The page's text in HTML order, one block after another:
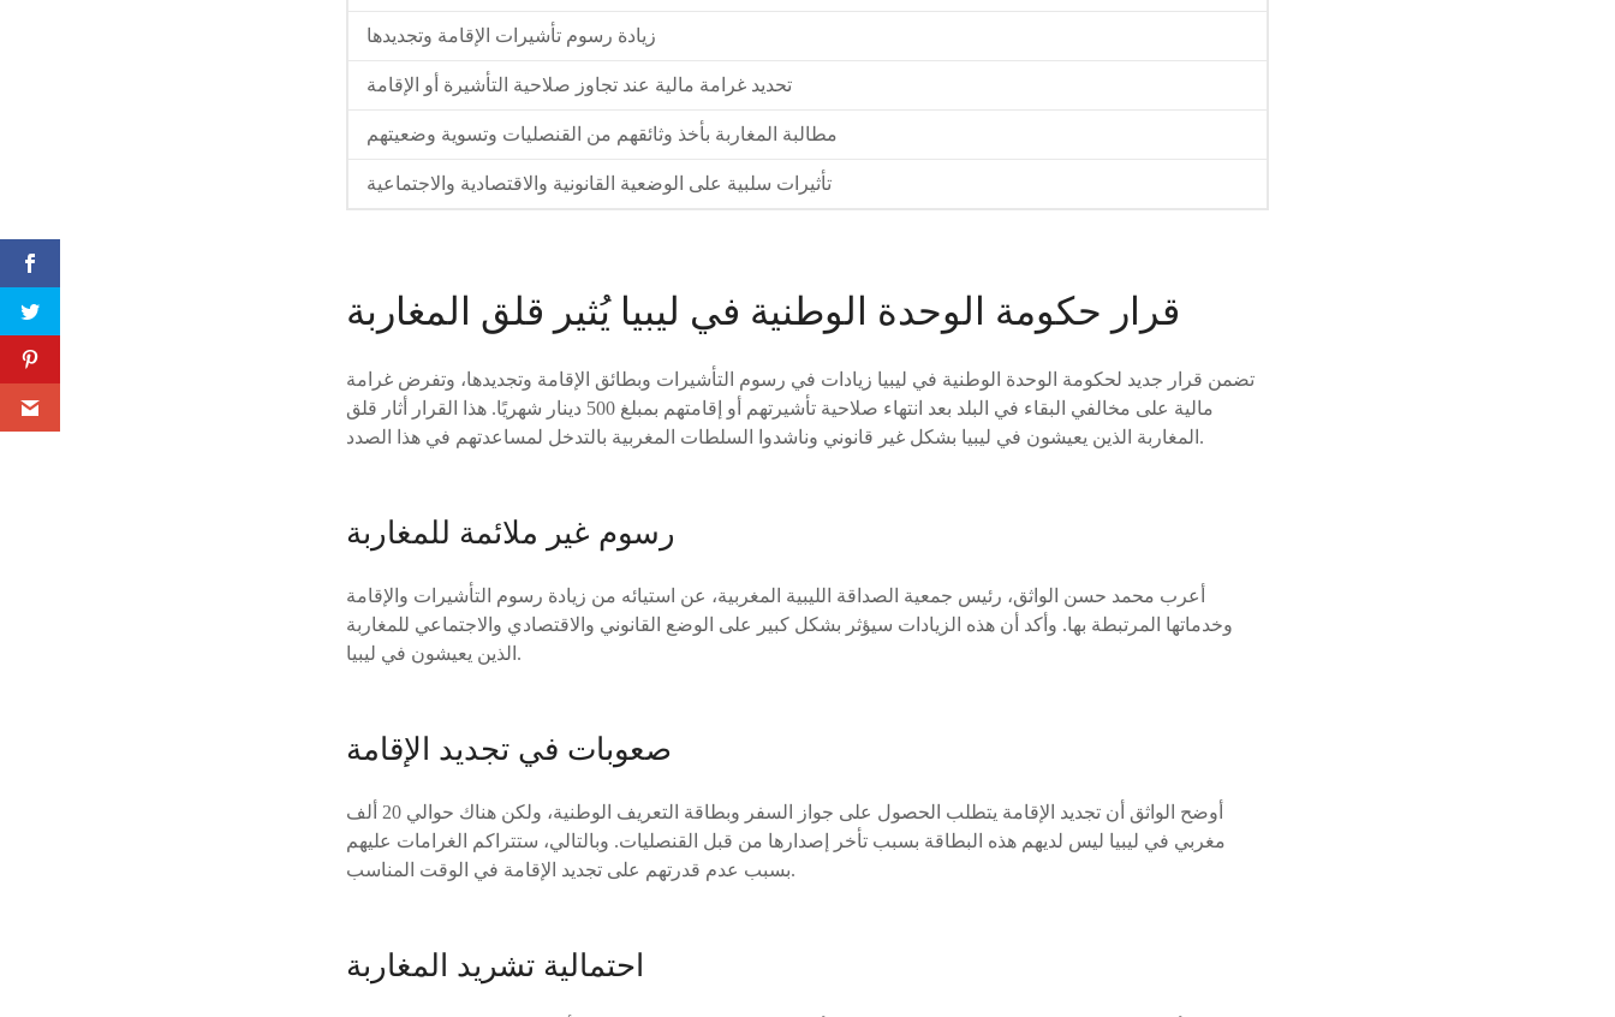
زيادة رسوم تأشيرات الإقامة وتجديدها
تحديد غرامة مالية عند تجاوز صلاحية التأشيرة أو الإقامة
مطالبة المغاربة بأخذ وثائقهم من القنصليات وتسوية وضعيتهم
تأثيرات سلبية على الوضعية القانونية والاقتصادية والاجتماعية
قرار حكومة الوحدة الوطنية في ليبيا يُثير قلق المغاربة
تضمن قرار جديد لحكومة الوحدة الوطنية في ليبيا زيادات في رسوم التأشيرات وبطائق الإقامة وتجديدها، وتفرض غرامة
مالية على مخالفي البقاء في البلد بعد انتهاء صلاحية تأشيرتهم أو إقامتهم بمبلغ 500 دينار شهريًا. هذا القرار أثار قلق
المغاربة الذين يعيشون في ليبيا بشكل غير قانوني وناشدوا السلطات المغربية بالتدخل لمساعدتهم في هذا الصدد.
رسوم غير ملائمة للمغاربة
أعرب محمد حسن الواثق، رئيس جمعية الصداقة الليبية المغربية، عن استيائه من زيادة رسوم التأشيرات والإقامة
وخدماتها المرتبطة بها. وأكد أن هذه الزيادات سيؤثر بشكل كبير على الوضع القانوني والاقتصادي والاجتماعي للمغاربة
الذين يعيشون في ليبيا.
صعوبات في تجديد الإقامة
أوضح الواثق أن تجديد الإقامة يتطلب الحصول على جواز السفر وبطاقة التعريف الوطنية، ولكن هناك حوالي 20 ألف
مغربي في ليبيا ليس لديهم هذه البطاقة بسبب تأخر إصدارها من قبل القنصليات. وبالتالي، ستتراكم الغرامات عليهم
بسبب عدم قدرتهم على تجديد الإقامة في الوقت المناسب.
احتمالية تشريد المغاربة